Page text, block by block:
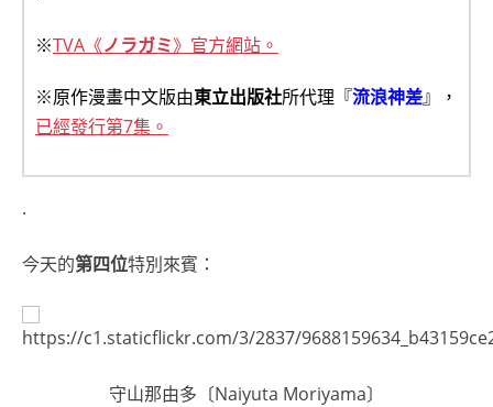
※TVA《ノラガミ》官方網站。
※原作漫畫中文版由東立出版社所代理『流浪神差』，
已經發行第7集。
.
今天的第四位特別來賓：
守山那由多〔Naiyuta Moriyama〕